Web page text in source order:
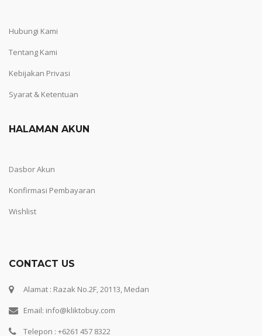
Hubungi Kami
Tentang Kami
Kebijakan Privasi
Syarat & Ketentuan
HALAMAN AKUN
Dasbor Akun
Konfirmasi Pembayaran
Wishlist
CONTACT US
Alamat : Razak No.2F, 20113, Medan
Email: info@kliktobuy.com
Telepon : +6261 457 8322